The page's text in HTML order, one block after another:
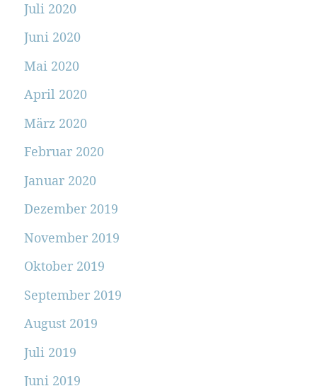
Juli 2020
Juni 2020
Mai 2020
April 2020
März 2020
Februar 2020
Januar 2020
Dezember 2019
November 2019
Oktober 2019
September 2019
August 2019
Juli 2019
Juni 2019